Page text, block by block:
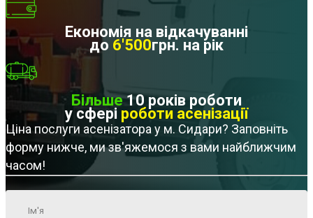
Економія на відкачуванні
до 6'500грн. на рік
Більше10 років роботи
у сфері роботи асенізації
Ціна послуги асенізатора у м. Сидари? Заповніть
форму нижче, ми зв'яжемося з вами найближчим
часом!